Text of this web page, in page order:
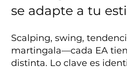
se adapte a tu
Scalping, swing,
martingala—cada EA
distinta. Lo clave es